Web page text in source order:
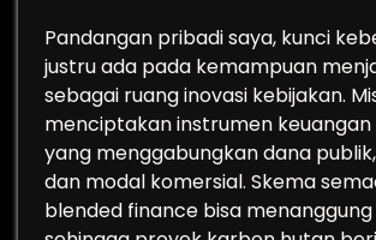
Pandangan pribadi saya, kunci
justru ada pada kemampuan
sebagai ruang inovasi kebijakan.
menciptakan instrumen
yang menggabungkan dana
dan modal komersial. Skema
blended finance bisa menanggung